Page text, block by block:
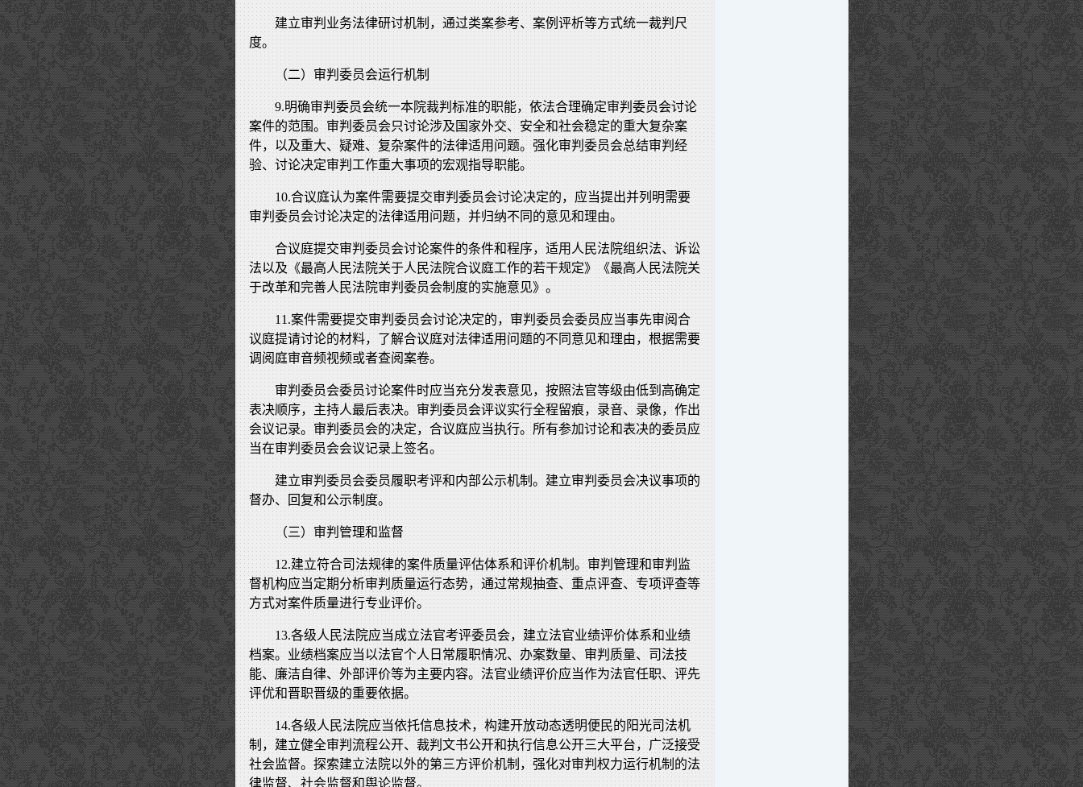
建立审判业务法律研讨机制，通过类案参考、案例评析等方式统一裁判尺
度。
（二）审判委员会运行机制
9.明确审判委员会统一本院裁判标准的职能，依法合理确定审判委员会讨论
案件的范围。审判委员会只讨论涉及国家外交、安全和社会稳定的重大复杂案
件，以及重大、疑难、复杂案件的法律适用问题。强化审判委员会总结审判经
验、讨论决定审判工作重大事项的宏观指导职能。
10.合议庭认为案件需要提交审判委员会讨论决定的，应当提出并列明需要
审判委员会讨论决定的法律适用问题，并归纳不同的意见和理由。
合议庭提交审判委员会讨论案件的条件和程序，适用人民法院组织法、诉讼
法以及《最高人民法院关于人民法院合议庭工作的若干规定》《最高人民法院关
于改革和完善人民法院审判委员会制度的实施意见》。
11.案件需要提交审判委员会讨论决定的，审判委员会委员应当事先审阅合
议庭提请讨论的材料，了解合议庭对法律适用问题的不同意见和理由，根据需要
调阅庭审音频视频或者查阅案卷。
审判委员会委员讨论案件时应当充分发表意见，按照法官等级由低到高确定
表决顺序，主持人最后表决。审判委员会评议实行全程留痕，录音、录像，作出
会议记录。审判委员会的决定，合议庭应当执行。所有参加讨论和表决的委员应
当在审判委员会会议记录上签名。
建立审判委员会委员履职考评和内部公示机制。建立审判委员会决议事项的
督办、回复和公示制度。
（三）审判管理和监督
12.建立符合司法规律的案件质量评估体系和评价机制。审判管理和审判监
督机构应当定期分析审判质量运行态势，通过常规抽查、重点评查、专项评查等
方式对案件质量进行专业评价。
13.各级人民法院应当成立法官考评委员会，建立法官业绩评价体系和业绩
档案。业绩档案应当以法官个人日常履职情况、办案数量、审判质量、司法技
能、廉洁自律、外部评价等为主要内容。法官业绩评价应当作为法官任职、评先
评优和晋职晋级的重要依据。
14.各级人民法院应当依托信息技术，构建开放动态透明便民的阳光司法机
制，建立健全审判流程公开、裁判文书公开和执行信息公开三大平台，广泛接受
社会监督。探索建立法院以外的第三方评价机制，强化对审判权力运行机制的法
律监督、社会监督和舆论监督。